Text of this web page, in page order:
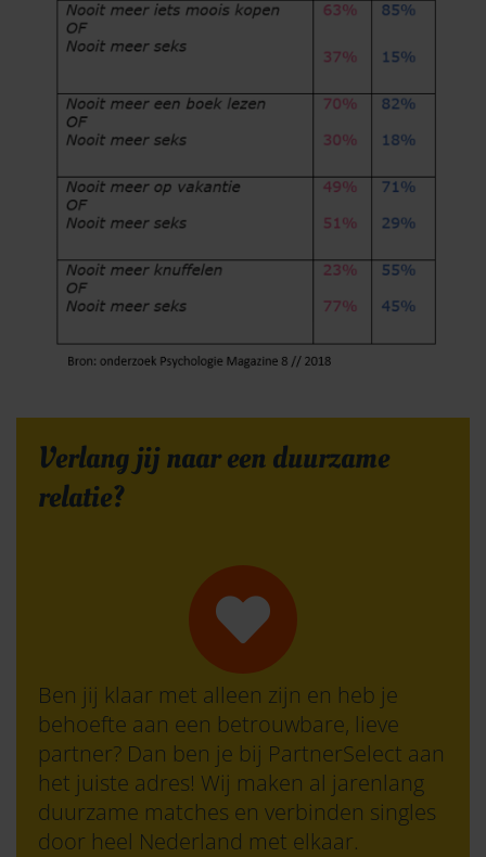
Verlang jij naar een duurzame
relatie?
Ben jij klaar met alleen zijn en heb je
behoefte aan een betrouwbare, lieve
partner? Dan ben je bij PartnerSelect aan
het juiste adres! Wij maken al jarenlang
duurzame matches en verbinden singles
door heel Nederland met elkaar.